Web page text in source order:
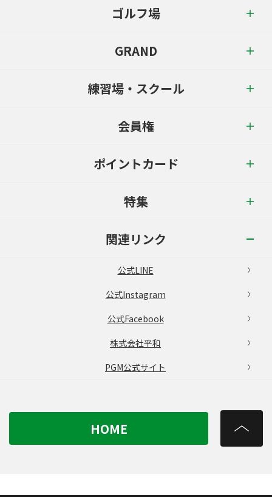
ゴルフ場
GRAND
練習場・スクール
会員権
ポイントカード
特集
関連リンク
公式LINE
公式Instagram
公式Facebook
株式会社平和
PGM公式サイト
HOME